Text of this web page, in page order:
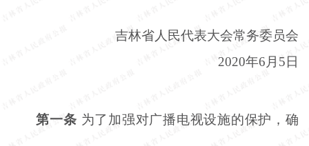
吉林省人民代表大会常务委员会
2020年6月5日
第一条 为了加强对广播电视设施的保护，确